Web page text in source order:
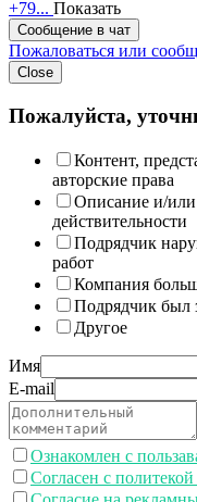
+79... Показать
Сообщение в чат
Пожаловаться или
Close
Пожалуйста,
Контент,
авторские права
Описание и/или
действительности
Подрядчик
работ
Компания
Подрядчик был
Другое
Имя
E-mail
Ознакомлен с
Согласен с